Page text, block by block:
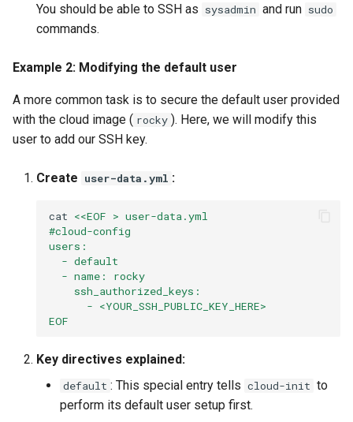
You should be able to SSH as sysadmin and run sudo
commands.
Example 2: Modifying the default user
A more common task is to secure the default user provided
with the cloud image ( rocky ). Here, we will modify this
user to add our SSH key.
Create user-data.yml :
cat <<EOF > user-data.yml
#cloud-config
users:
  - default
  - name: rocky
    ssh_authorized_keys:
      - <YOUR_SSH_PUBLIC_KEY_HERE>
EOF
Key directives explained:
default : This special entry tells cloud-init to
perform its default user setup first.